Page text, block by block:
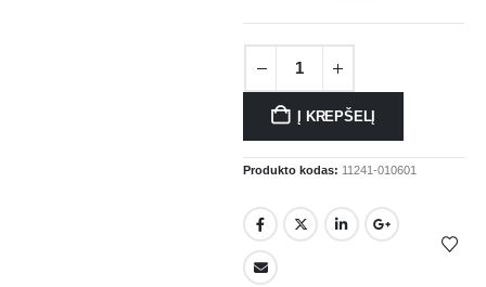
Į KREPŠELĮ
Produkto kodas: 11241-010601